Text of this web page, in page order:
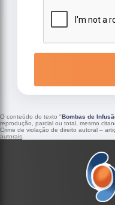
O conteúdo do texto "Bombas de
reprodução, parcial ou total, mesmo
Crime de violação de direito autoral –
autorais